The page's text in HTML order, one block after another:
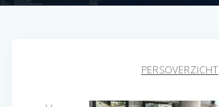
PERSOVERZICHT